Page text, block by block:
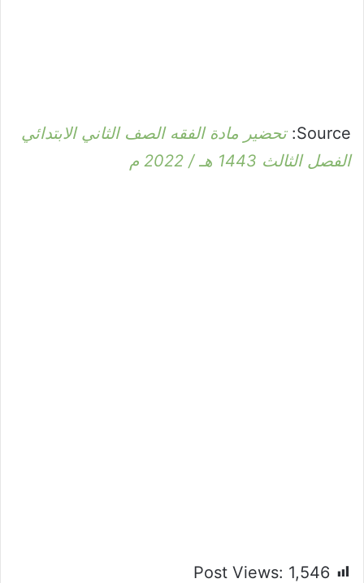
Source: تحضير مادة الفقه الصف الثاني الابتدائي
الفصل الثالث 1443 هـ / 2022 م
Post Views: 1,546